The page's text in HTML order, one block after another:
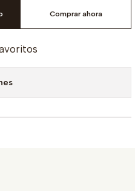
Comprar ahora